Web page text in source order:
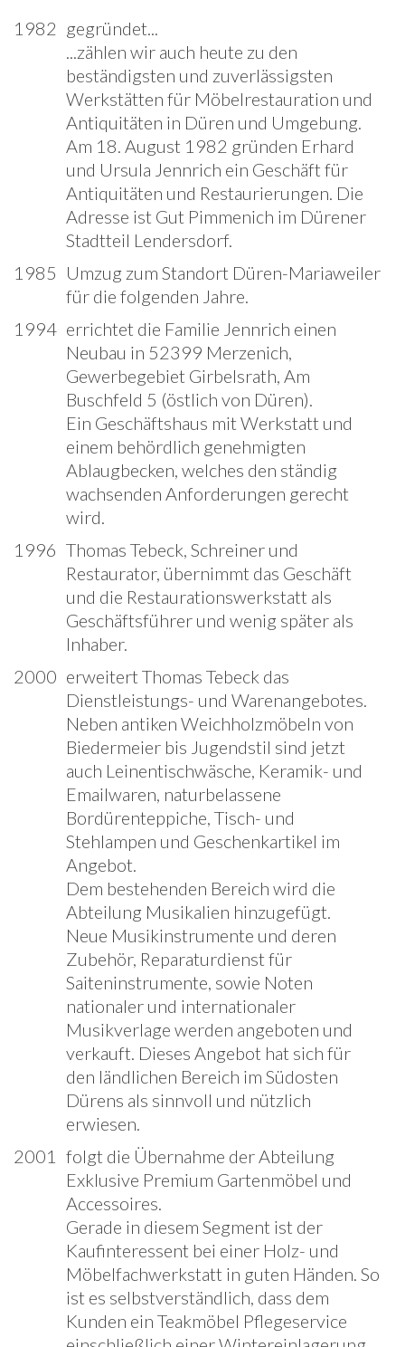
1982 gegründet...
...zählen wir auch heute zu den
beständigsten und zuverlässigsten
Werkstätten für Möbelrestauration und
Antiquitäten in Düren und Umgebung.
Am 18. August 1982 gründen Erhard
und Ursula Jennrich ein Geschäft für
Antiquitäten und Restaurierungen. Die
Adresse ist Gut Pimmenich im Dürener
Stadtteil Lendersdorf.
1985 Umzug zum Standort Düren-Mariaweiler
für die folgenden Jahre.
1994 errichtet die Familie Jennrich einen
Neubau in 52399 Merzenich,
Gewerbegebiet Girbelsrath, Am
Buschfeld 5 (östlich von Düren).
Ein Geschäftshaus mit Werkstatt und
einem behördlich genehmigten
Ablaugbecken, welches den ständig
wachsenden Anforderungen gerecht
wird.
1996 Thomas Tebeck, Schreiner und
Restaurator, übernimmt das Geschäft
und die Restaurationswerkstatt als
Geschäftsführer und wenig später als
Inhaber.
2000 erweitert Thomas Tebeck das
Dienstleistungs- und Warenangebotes.
Neben antiken Weichholzmöbeln von
Biedermeier bis Jugendstil sind jetzt
auch Leinentischwäsche, Keramik- und
Emailwaren, naturbelassene
Bordürenteppiche, Tisch- und
Stehlampen und Geschenkartikel im
Angebot.
Dem bestehenden Bereich wird die
Abteilung Musikalien hinzugefügt.
Neue Musikinstrumente und deren
Zubehör, Reparaturdienst für
Saiteninstrumente, sowie Noten
nationaler und internationaler
Musikverlage werden angeboten und
verkauft. Dieses Angebot hat sich für
den ländlichen Bereich im Südosten
Dürens als sinnvoll und nützlich
erwiesen.
2001
folgt die Übernahme der Abteilung
Exklusive Premium Gartenmöbel und
Accessoires.
Gerade in diesem Segment ist der
Kaufinteressent bei einer Holz- und
Möbelfachwerkstatt in guten Händen. So
ist es selbstverständlich, dass dem
Kunden ein Teakmöbel Pflegeservice